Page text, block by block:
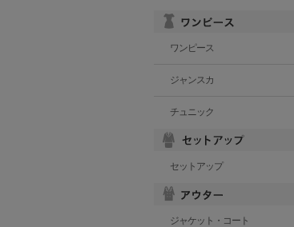
ワンピース
ジャンスカ
チュニック
セットアップ
ジャケット・コート